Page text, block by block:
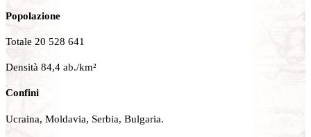
Popolazione
Totale 20 528 641
Densità 84,4 ab./km²
Confini
Ucraina, Moldavia, Serbia, Bulgaria.